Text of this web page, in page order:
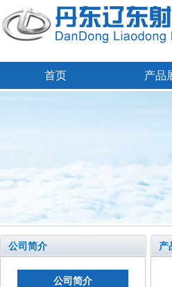
首页 产品
公司简介
公司简介
产